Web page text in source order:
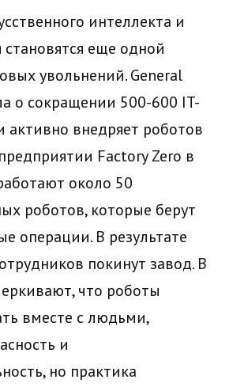
интеллекта и
еще одной
увольнений. General
о сокращении 500-600 IT-
активно внедряет роботов
Factory Zero в
около 50
роботов, которые берут
операции. В результате
покинут завод. В
что роботы
вместе с людьми,
и
но практика